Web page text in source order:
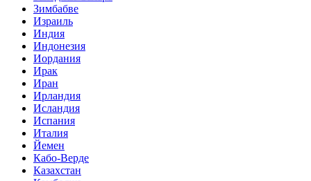
Зимбабве
Израиль
Индия
Индонезия
Иордания
Ирак
Иран
Ирландия
Исландия
Испания
Италия
Йемен
Кабо-Верде
Казахстан